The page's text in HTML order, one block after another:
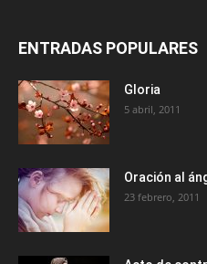
ENTRADAS POPULARES
Gloria
5 abril, 2011
Oración al
23 febrero, 2011